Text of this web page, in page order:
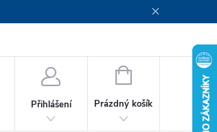
Přihlášení
NÁKUPNÍ
Prázdný košík